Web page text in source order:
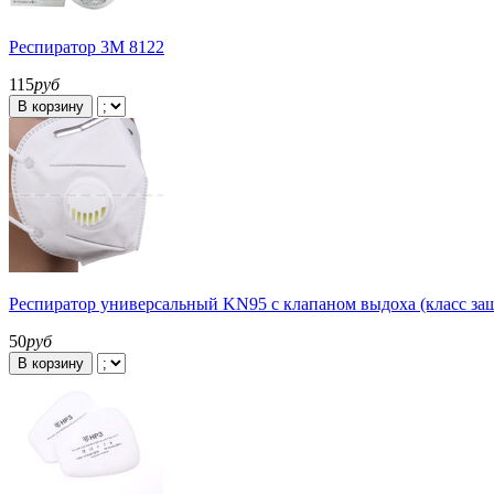
Респиратор 3М 8122
115руб
В корзину
Респиратор универсальный KN95 с клапаном выдоха (класс
50руб
В корзину